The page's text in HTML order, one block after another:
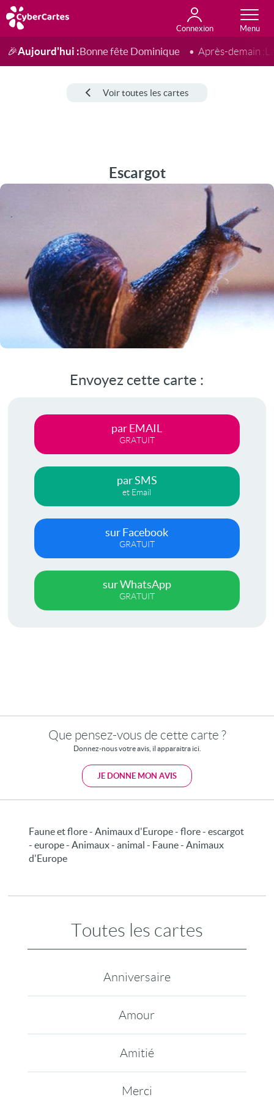
Connexion
Anniversaire
Fête du jour
Amour
Amitié
Merci
Toutes les cartes
🎉Aujourd'hui :Bonne fête Dominique Après-demain :
Voir toutes les cartes
Escargot
Envoyez cette carte :
par EMAIL
GRATUIT
par SMS
et Email
sur Facebook
GRATUIT
sur WhatsApp
GRATUIT
Que pensez-vous de cette carte ?
Donnez-nous votre avis, il apparaitra ici.
JE DONNE MON AVIS
Faune et flore - Animaux d'Europe - flore - escargot
- europe - Animaux - animal - Faune - Animaux
d'Europe
Toutes les cartes
Anniversaire
Amour
Amitié
Merci